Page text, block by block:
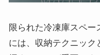
限られた冷凍庫スペ
には、収納テクニック